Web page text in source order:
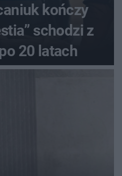
kończy
schodzi z
20 latach